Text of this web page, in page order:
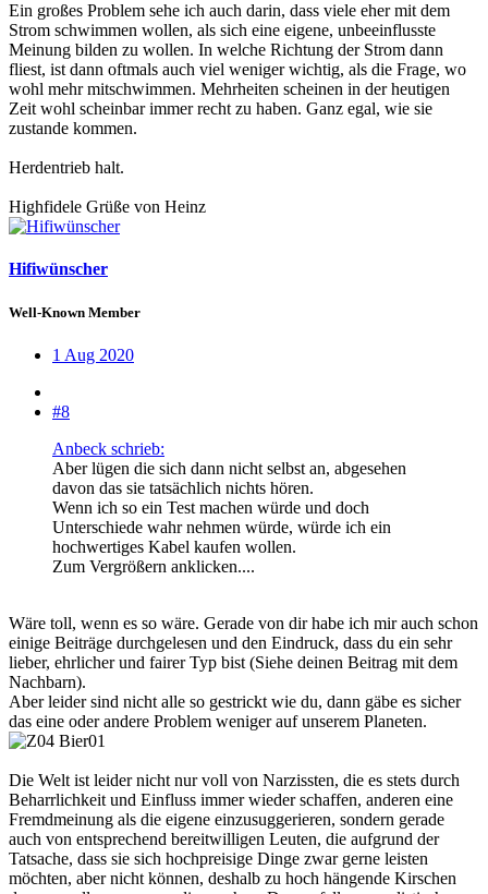
Ein großes Problem sehe ich auch darin, dass viele eher mit dem
Strom schwimmen wollen, als sich eine eigene, unbeeinflusste
Meinung bilden zu wollen. In welche Richtung der Strom dann
fliest, ist dann oftmals auch viel weniger wichtig, als die Frage, wo
wohl mehr mitschwimmen. Mehrheiten scheinen in der heutigen
Zeit wohl scheinbar immer recht zu haben. Ganz egal, wie sie
zustande kommen.
Herdentrieb halt.
Highfidele Grüße von Heinz
Hifiwünscher
Well-Known Member
1 Aug 2020
#8
Anbeck schrieb:
Aber lügen die sich dann nicht selbst an, abgesehen
davon das sie tatsächlich nichts hören.
Wenn ich so ein Test machen würde und doch
Unterschiede wahr nehmen würde, würde ich ein
hochwertiges Kabel kaufen wollen.
Zum Vergrößern anklicken....
Wäre toll, wenn es so wäre. Gerade von dir habe ich mir auch schon
einige Beiträge durchgelesen und den Eindruck, dass du ein sehr
lieber, ehrlicher und fairer Typ bist (Siehe deinen Beitrag mit dem
Nachbarn).
Aber leider sind nicht alle so gestrickt wie du, dann gäbe es sicher
das eine oder andere Problem weniger auf unserem Planeten.
Die Welt ist leider nicht nur voll von Narzissten, die es stets durch
Beharrlichkeit und Einfluss immer wieder schaffen, anderen eine
Fremdmeinung als die eigene einzusuggerieren, sondern gerade
auch von entsprechend bereitwilligen Leuten, die aufgrund der
Tatsache, dass sie sich hochpreisige Dinge zwar gerne leisten
möchten, aber nicht können, deshalb zu hoch hängende Kirschen